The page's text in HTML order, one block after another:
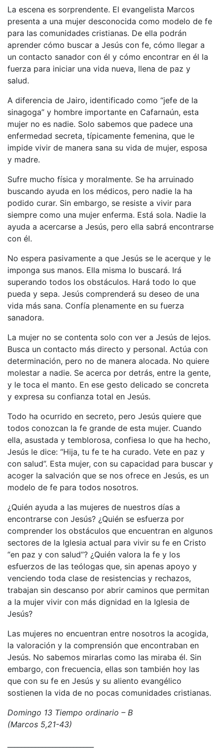
La escena es sorprendente. El evangelista Marcos
presenta a una mujer desconocida como modelo de fe
para las comunidades cristianas. De ella podrán
aprender cómo buscar a Jesús con fe, cómo llegar a
un contacto sanador con él y cómo encontrar en él la
fuerza para iniciar una vida nueva, llena de paz y
salud.
A diferencia de Jairo, identificado como “jefe de la
sinagoga” y hombre importante en Cafarnaún, esta
mujer no es nadie. Solo sabemos que padece una
enfermedad secreta, típicamente femenina, que le
impide vivir de manera sana su vida de mujer, esposa
y madre.
Sufre mucho física y moralmente. Se ha arruinado
buscando ayuda en los médicos, pero nadie la ha
podido curar. Sin embargo, se resiste a vivir para
siempre como una mujer enferma. Está sola. Nadie la
ayuda a acercarse a Jesús, pero ella sabrá encontrarse
con él.
No espera pasivamente a que Jesús se le acerque y le
imponga sus manos. Ella misma lo buscará. Irá
superando todos los obstáculos. Hará todo lo que
pueda y sepa. Jesús comprenderá su deseo de una
vida más sana. Confía plenamente en su fuerza
sanadora.
La mujer no se contenta solo con ver a Jesús de lejos.
Busca un contacto más directo y personal. Actúa con
determinación, pero no de manera alocada. No quiere
molestar a nadie. Se acerca por detrás, entre la gente,
y le toca el manto. En ese gesto delicado se concreta
y expresa su confianza total en Jesús.
Todo ha ocurrido en secreto, pero Jesús quiere que
todos conozcan la fe grande de esta mujer. Cuando
ella, asustada y temblorosa, confiesa lo que ha hecho,
Jesús le dice: “Hija, tu fe te ha curado. Vete en paz y
con salud”. Esta mujer, con su capacidad para buscar y
acoger la salvación que se nos ofrece en Jesús, es un
modelo de fe para todos nosotros.
¿Quién ayuda a las mujeres de nuestros días a
encontrarse con Jesús? ¿Quién se esfuerza por
comprender los obstáculos que encuentran en algunos
sectores de la Iglesia actual para vivir su fe en Cristo
“en paz y con salud”? ¿Quién valora la fe y los
esfuerzos de las teólogas que, sin apenas apoyo y
venciendo toda clase de resistencias y rechazos,
trabajan sin descanso por abrir caminos que permitan
a la mujer vivir con más dignidad en la Iglesia de
Jesús?
Las mujeres no encuentran entre nosotros la acogida,
la valoración y la comprensión que encontraban en
Jesús. No sabemos mirarlas como las miraba él. Sin
embargo, con frecuencia, ellas son también hoy las
que con su fe en Jesús y su aliento evangélico
sostienen la vida de no pocas comunidades cristianas.
Domingo 13 Tiempo ordinario – B
(Marcos 5,21-43)